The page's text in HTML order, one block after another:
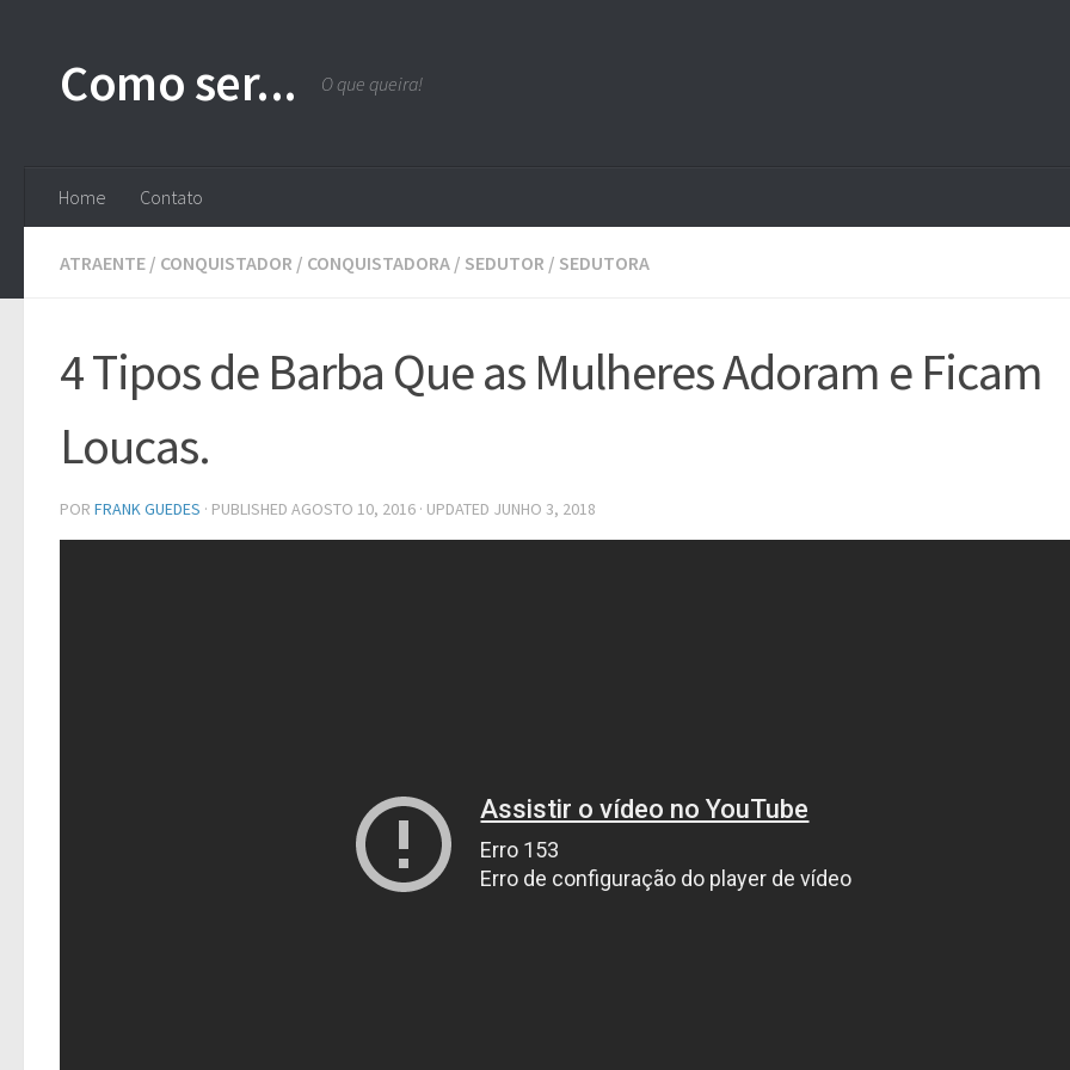
Como ser... O que queira!
Home Contato
ATRAENTE / CONQUISTADOR / CONQUISTADORA / SEDUTOR / SEDUTORA
4 Tipos de Barba Que as Mulheres Adoram e Ficam
Loucas.
POR FRANK GUEDES · PUBLISHED AGOSTO 10, 2016 · UPDATED JUNHO 3, 2018